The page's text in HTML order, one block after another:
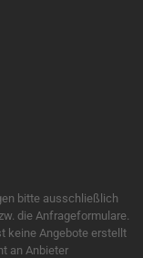
bitte ausschließlich
die Anfrageformulare.
keine Angebote erstellt
an Anbieter